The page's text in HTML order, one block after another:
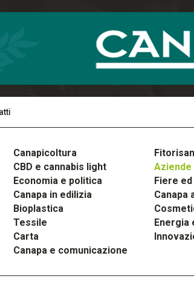
Canapicoltura
CBD e cannabis light
Economia e politica
Fiere
Canapa in edilizia
Canapa
Bioplastica
Tessile
Energia
Carta
Canapa e comunicazione